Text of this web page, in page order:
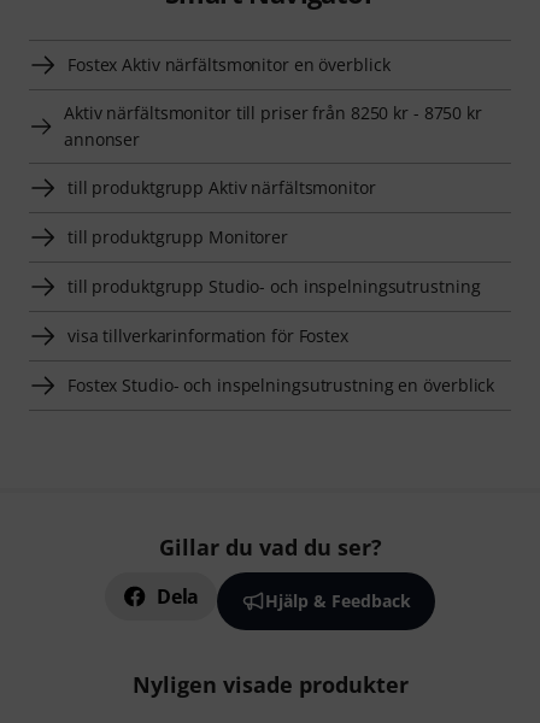
Fostex Aktiv närfältsmonitor en överblick
Aktiv närfältsmonitor till priser från 8250 kr - 8750 kr
annonser
till produktgrupp Aktiv närfältsmonitor
till produktgrupp Monitorer
till produktgrupp Studio- och inspelningsutrustning
visa tillverkarinformation för Fostex
Fostex Studio- och inspelningsutrustning en överblick
Gillar du vad du ser?
Dela Hjälp & Feedback
Nyligen visade produkter